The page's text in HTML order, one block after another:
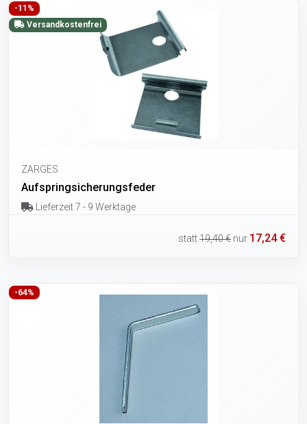
-11%
Versandkostenfrei
ZARGES
Aufspringsicherungsfeder
Lieferzeit 7 - 9 Werktage
statt19,40 € nur 17,24 €
-64%